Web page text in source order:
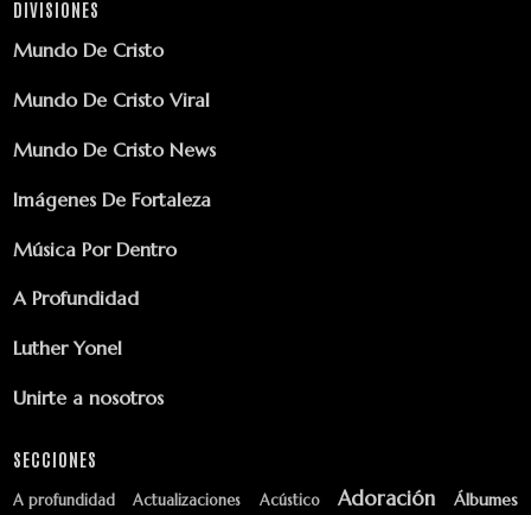
DIVISIONES
Mundo De Cristo
Mundo De Cristo Viral
Mundo De Cristo News
Imágenes De Fortaleza
Música Por Dentro
A Profundidad
Luther Yonel
Unirte a nosotros
SECCIONES
A profundidad Actualizaciones Acústico Adoración Álbumes